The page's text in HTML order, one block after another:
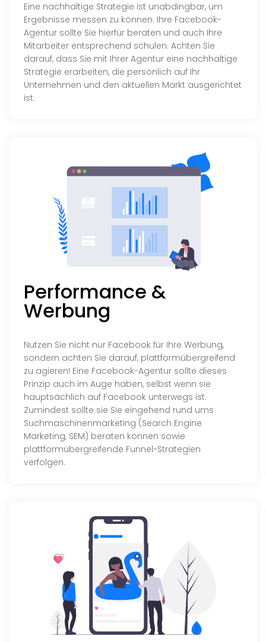
Eine nachhaltige Strategie ist unabdingbar, um
Ergebnisse messen zu können. Ihre Facebook-
Agentur sollte Sie hierfür beraten und auch Ihre
Mitarbeiter entsprechend schulen. Achten Sie
darauf, dass Sie mit Ihrer Agentur eine nachhaltige
Strategie erarbeiten, die persönlich auf Ihr
Unternehmen und den aktuellen Markt ausgerichtet
ist.
Performance &
Werbung
Nutzen Sie nicht nur Facebook für Ihre Werbung,
sondern achten Sie darauf, plattformübergreifend
zu agieren! Eine Facebook-Agentur sollte dieses
Prinzip auch im Auge haben, selbst wenn sie
hauptsächlich auf Facebook unterwegs ist.
Zumindest sollte sie Sie eingehend rund ums
Suchmaschinenmarketing (Search Engine
Marketing, SEM) beraten können sowie
plattformübergreifende Funnel-Strategien
verfolgen.